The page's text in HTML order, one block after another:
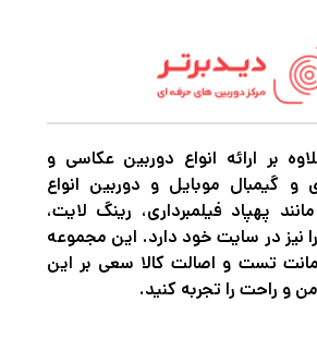
و فیلمبرداری مشغول به
قطعاً برای این که بتوانید عکس
نظیر خلق کنید و بهترین نوع
تجربه کنید نیاز به دوربین‌های
برای عکاسی و فیلمبرداری دارید.
بهترین دوربین عکاسی و
پهپاد فیلمبرداری، گیمبال
بر ارائه انواع دوربین عکاسی و
و گیمبال موبایل و دوربین انواع
پهپاد فیلمبرداری، رینگ لایت،
را نیز در سایت خود دارد. این مجموعه
تست و اصالت کالا سعی بر این
و راحت را تجربه کنید.